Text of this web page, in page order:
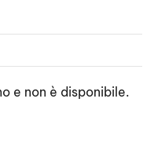
e non è disponibile.